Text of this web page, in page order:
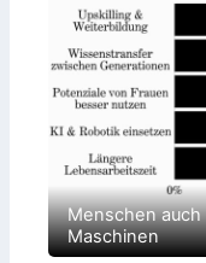
Menschen
Maschinen